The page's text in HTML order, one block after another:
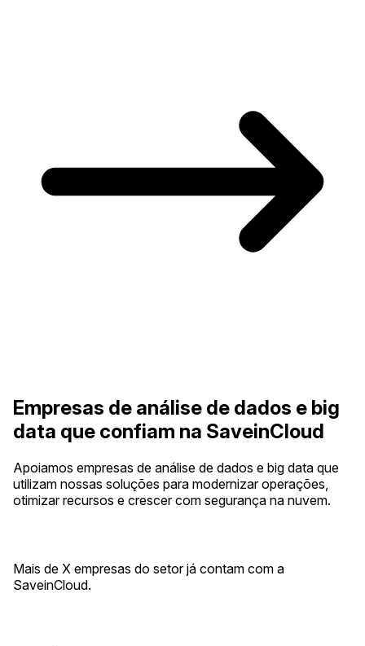
Empresas de análise de dados e big
data que confiam na SaveinCloud
Apoiamos empresas de análise de dados e big data que
utilizam nossas soluções para modernizar operações,
otimizar recursos e crescer com segurança na nuvem.
Mais de X empresas do setor já contam com a
SaveinCloud.